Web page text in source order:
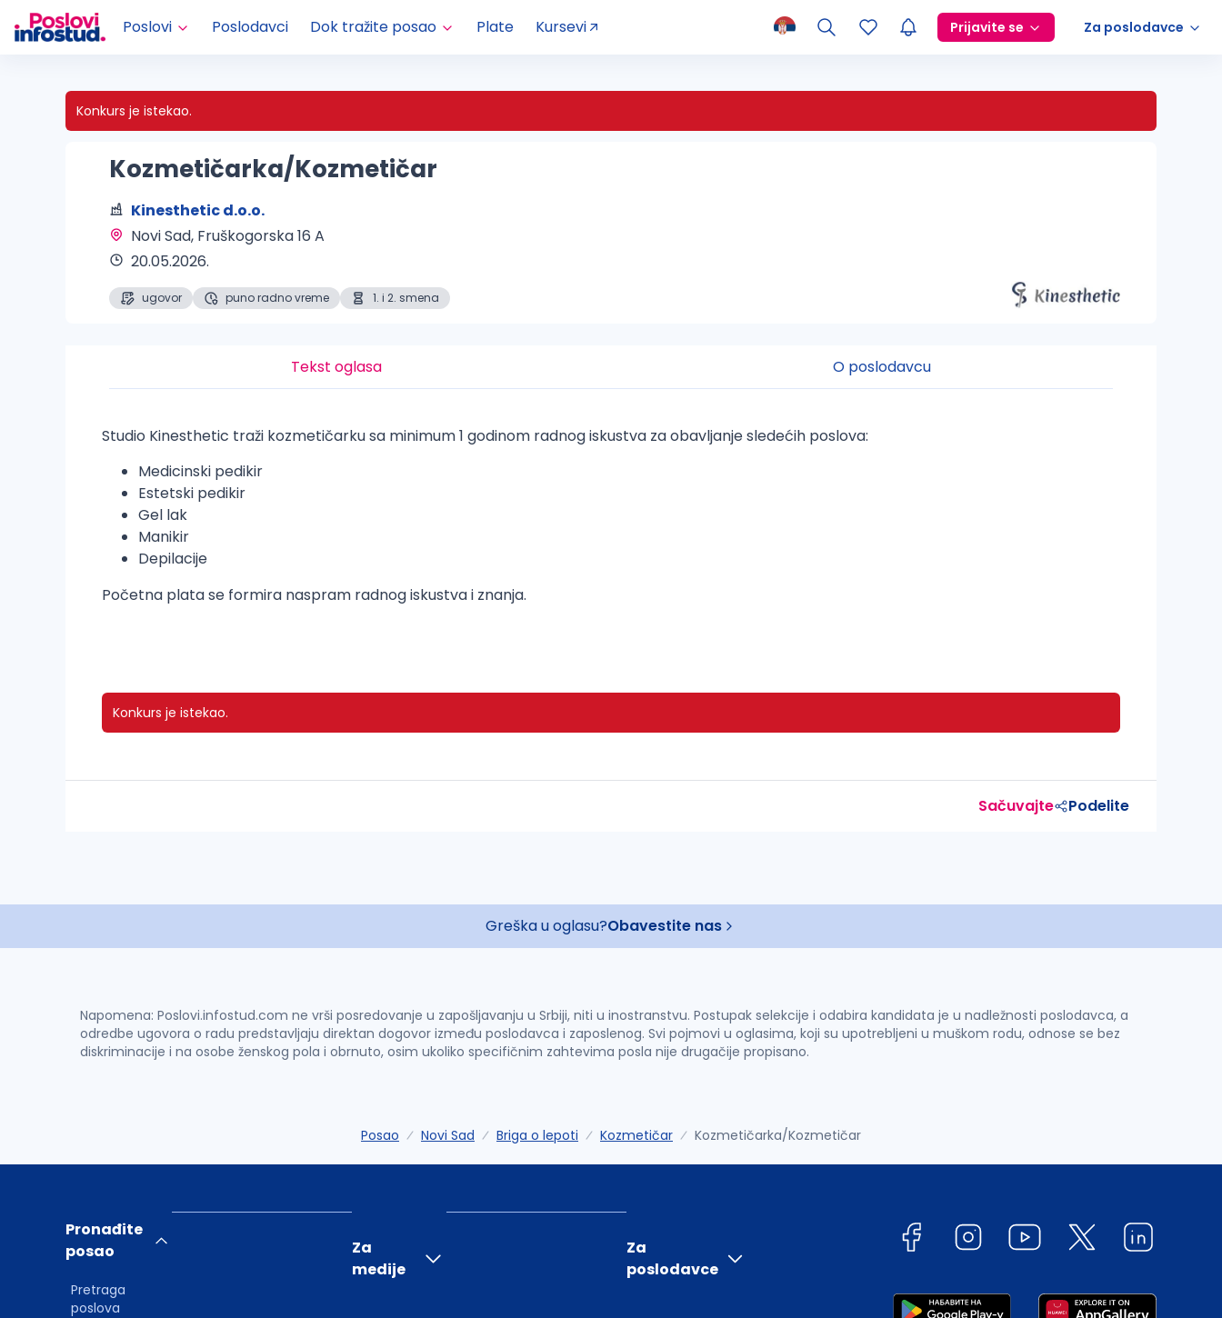
Poslovi Poslodavci Dok tražite posao Plate Kursevi Prijavite se Za poslodavce
Konkurs je istekao.
Kozmetičarka/Kozmetičar
Kinesthetic d.o.o.
Novi Sad, Fruškogorska 16 A
20.05.2026.
ugovor puno radno vreme 1. i 2. smena
Tekst oglasa O poslodavcu
Studio Kinesthetic traži kozmetičarku sa minimum 1 godinom radnog iskustva za obavljanje sledećih poslova:
Medicinski pedikir
Estetski pedikir
Gel lak
Manikir
Depilacije
Početna plata se formira naspram radnog iskustva i znanja.
Konkurs je istekao.
Sačuvajte Podelite
Greška u oglasu?Obavestite nas
Napomena: Poslovi.infostud.com ne vrši posredovanje u zapošljavanju u Srbiji, niti u inostranstvu. Postupak selekcije i odabira kandidata je u nadležnosti poslodavca, a
odredbe ugovora o radu predstavljaju direktan dogovor između poslodavca i zaposlenog. Svi pojmovi u oglasima, koji su upotrebljeni u muškom rodu, odnose se bez
diskriminacije i na osobe ženskog pola i obrnuto, osim ukoliko specifičnim zahtevima posla nije drugačije propisano.
Posao Novi Sad Briga o lepoti Kozmetičar Kozmetičarka/Kozmetičar
Pronađite
posao
Pretraga
poslova
Za
medije
Za
poslodavce